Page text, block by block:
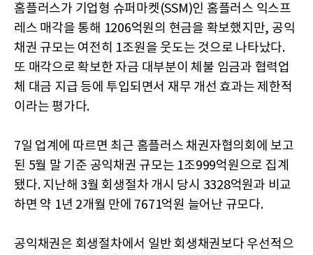
홈플러스가 기업형 슈퍼마켓(SSM)인 홈플러스 익스프
레스 매각을 통해 1206억원의 현금을 확보했지만, 공익
채권 규모는 여전히 1조원을 웃도는 것으로 나타났다.
또 매각으로 확보한 자금 대부분이 체불 임금과 협력업
체 대금 지급 등에 투입되면서 재무 개선 효과는 제한적
이라는 평가다.
7일 업계에 따르면 최근 홈플러스 채권자협의회에 보고
된 5월 말 기준 공익채권 규모는 1조999억원으로 집계
됐다. 지난해 3월 회생절차 개시 당시 3328억원과 비교
하면 약 1년 2개월 만에 7671억원 늘어난 규모다.
공익채권은 회생절차에서 일반 회생채권보다 우선적으